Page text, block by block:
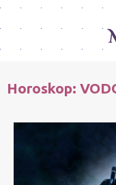
Horoskop: